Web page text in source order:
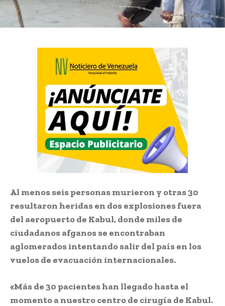
Al menos seis personas murieron y otras 30
resultaron heridas en dos explosiones fuera
del aeropuerto de Kabul, donde miles de
ciudadanos afganos se encontraban
aglomerados intentando salir del país en los
vuelos de evacuación internacionales.
«Más de 30 pacientes han llegado hasta el
momento a nuestro centro de cirugía de Kabul.